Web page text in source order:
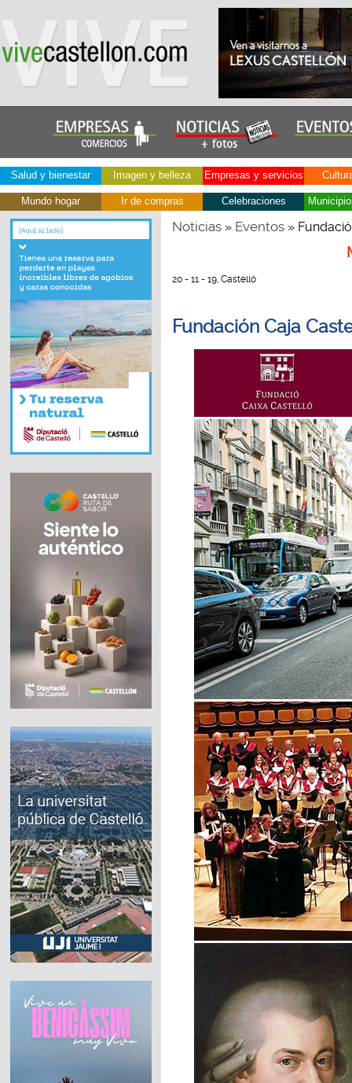
Salud y bienestar Imagen y belleza Empresas y servicios
Mundo hogar Ir de compras Celebraciones
Noticias» Eventos»
20 - 11 - 19, Castelló
Fundación Caja